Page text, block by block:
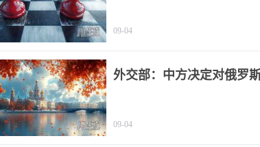
09-04
外交部：中方决定对俄罗
09-04